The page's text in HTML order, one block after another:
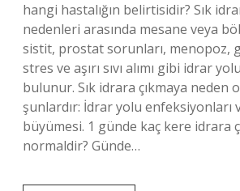
hangi hastalığın belirtisidir? Sık
nedenleri arasında mesane veya
sistit, prostat sorunları, menopoz,
stres ve aşırı sıvı alımı gibi idrar
bulunur. Sık idrara çıkmaya neden
şunlardır: İdrar yolu enfeksiyonları
büyümesi. 1 günde kaç kere idrara
normaldir? Günde…